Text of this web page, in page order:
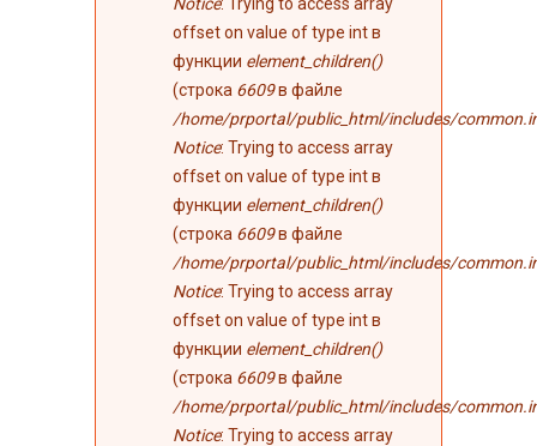
offset on value of type int в
функции element_children()
(строка 6609в файле
/home/prportal/public_html/includes/
Notice: Trying to access array
offset on value of type int в
функции element_children()
(строка 6609в файле
/home/prportal/public_html/includes/
Notice: Trying to access array
offset on value of type int в
функции element_children()
(строка 6609в файле
/home/prportal/public_html/includes/
Notice: Trying to access array